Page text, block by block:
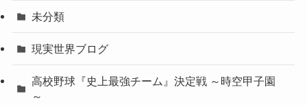
未分類
現実世界ブログ
高校野球『史上最強チーム』決定戦 ～時空甲子園
～